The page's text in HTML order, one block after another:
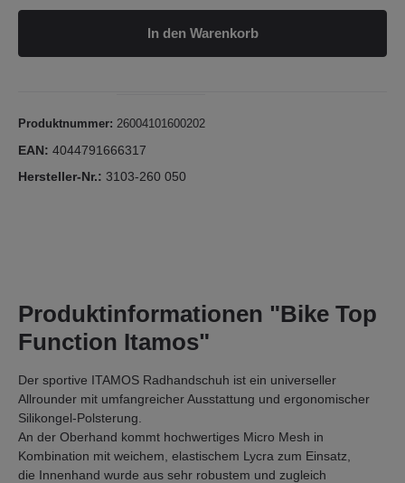
In den Warenkorb
Produktnummer: 26004101600202
EAN: 4044791666317
Hersteller-Nr.: 3103-260 050
Produktinformationen "Bike Top
Function Itamos"
Der sportive ITAMOS Radhandschuh ist ein universeller
Allrounder mit umfangreicher Ausstattung und ergonomischer
Silikongel-Polsterung.
An der Oberhand kommt hochwertiges Micro Mesh in
Kombination mit weichem, elastischem Lycra zum Einsatz,
die Innenhand wurde aus sehr robustem und zugleich